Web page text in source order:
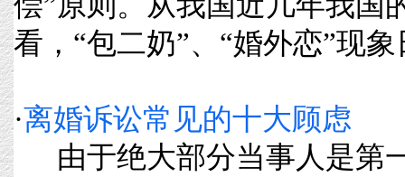
看，“包二奶”、“婚外恋”现
·离婚诉讼常见的十大顾虑
由于绝大部分当事人是第